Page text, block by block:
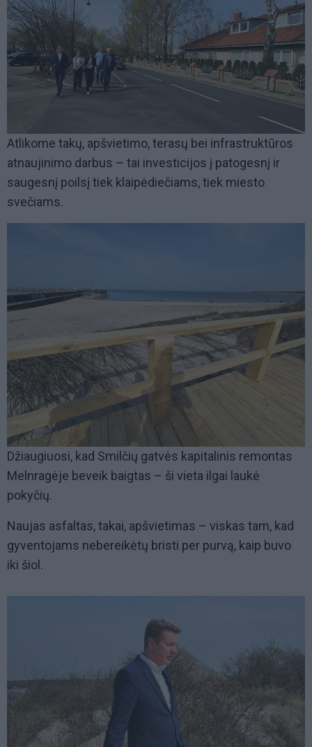
Atlikome takų, apšvietimo, terasų bei infrastruktūros
atnaujinimo darbus – tai investicijos į patogesnį ir
saugesnį poilsį tiek klaipėdiečiams, tiek miesto
svečiams.
Džiaugiuosi, kad Smilčių gatvės kapitalinis remontas
Melnragėje beveik baigtas – ši vieta ilgai laukė
pokyčių.
Naujas asfaltas, takai, apšvietimas – viskas tam, kad
gyventojams nebereikėtų bristi per purvą, kaip buvo
iki šiol.